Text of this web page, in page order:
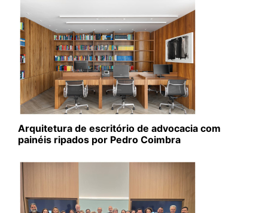
Arquitetura de escritório de advocacia com
painéis ripados por Pedro Coimbra